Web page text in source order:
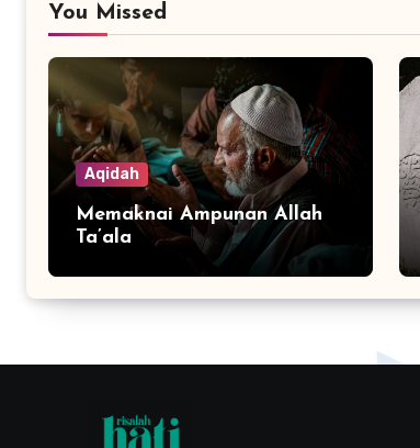
You Missed
Aqidah
Memaknai Ampunan Allah
Ta’ala